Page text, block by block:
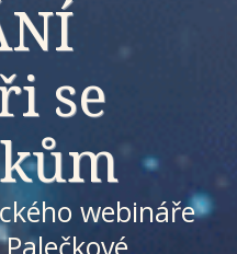
se
webináře